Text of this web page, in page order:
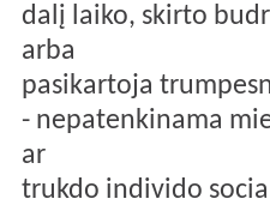
dalį laiko, skirto
arba
pasikartoja
- nepatenkinama
ar
trukdo individo